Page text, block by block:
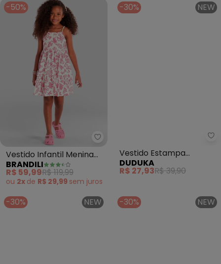
-50%
Brandili - Vestido Infantil
Vestido Infantil Menina
Florido (Bege)
BRANDILI
R$ 59,99R$ 119,99
ou 2x de R$ 29,99 sem juros
-30% NEW
Vestido Estampa
Rotativa Flores sem
Mangas (Bege)
DUDUKA
R$ 27,93R$ 39,90
-30% NEW -30% NEW